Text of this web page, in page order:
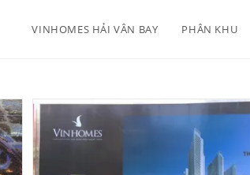
VINHOMES HẢI VÂN BAY PHÂN KHU